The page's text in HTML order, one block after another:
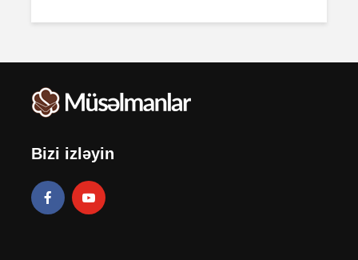
Bizi izləyin